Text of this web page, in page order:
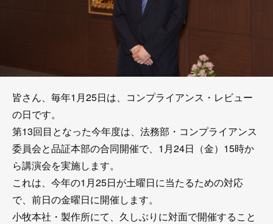
皆さん、毎年1月25日は、コンプライアンス・レビュー
の日です。
第13回目となった今年度は、法務部・コンプライアンス
委員会と品証本部の合同開催で、1月24日（金）15時か
ら講演会を実施します。
これは、今年の1月25日が土曜日に当たるための対応
で、前日の金曜日に開催します。
小牧本社・製作所にて、久しぶりに対面で開催すること